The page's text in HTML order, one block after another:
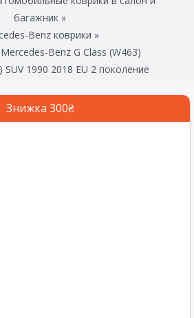
багажник »
Benz коврики »
Benz G Class (W463)
SUV 1990 2018 EU 2 поколение
Знижка 300₴